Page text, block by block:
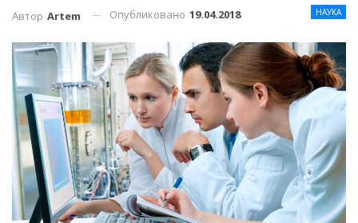
НАУКА
Автор Artem Опубликовано 19.04.2018